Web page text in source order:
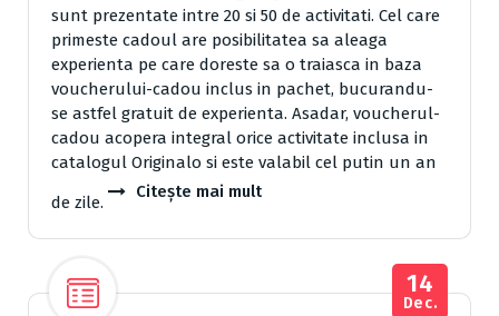
sunt prezentate intre 20 si 50 de activitati. Cel care
primeste cadoul are posibilitatea sa aleaga
experienta pe care doreste sa o traiasca in baza
voucherului-cadou inclus in pachet, bucurandu-
se astfel gratuit de experienta. Asadar, voucherul-
cadou acopera integral orice activitate inclusa in
catalogul Originalo si este valabil cel putin un an
de zile.
Citește mai mult
14
Dec.